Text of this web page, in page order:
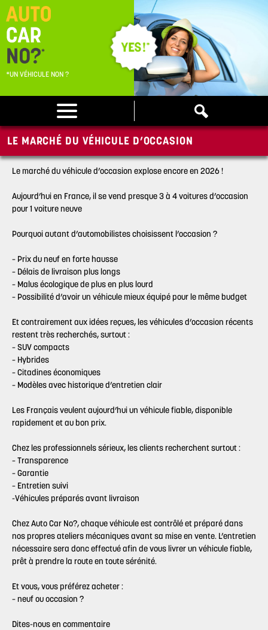
*UN VÉHICULE NON ?
LE MARCHÉ DU VÉHICULE D’OCCASION
Le marché du véhicule d’occasion explose encore en 2026 !
Aujourd’hui en France, il se vend presque 3 à 4 voitures d’occasion
pour 1 voiture neuve
Pourquoi autant d’automobilistes choisissent l’occasion ?
– Prix du neuf en forte hausse
– Délais de livraison plus longs
– Malus écologique de plus en plus lourd
– Possibilité d’avoir un véhicule mieux équipé pour le même budget
Et contrairement aux idées reçues, les véhicules d’occasion récents
restent très recherchés, surtout :
– SUV compacts
– Hybrides
– Citadines économiques
– Modèles avec historique d’entretien clair
Les Français veulent aujourd’hui un véhicule fiable, disponible
rapidement et au bon prix.
Chez les professionnels sérieux, les clients recherchent surtout :
– Transparence
– Garantie
– Entretien suivi
-Véhicules préparés avant livraison
Chez Auto Car No?, chaque véhicule est contrôlé et préparé dans
nos propres ateliers mécaniques avant sa mise en vente. L’entretien
nécessaire sera donc effectué afin de vous livrer un véhicule fiable,
prêt à prendre la route en toute sérénité.
Et vous, vous préférez acheter :
– neuf ou occasion ?
Dites-nous en commentaire